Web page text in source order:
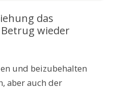
das
wieder
und beizubehalten
aber auch der